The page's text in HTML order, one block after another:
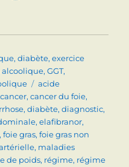
,diabète,exercice
alcoolique,GGT,
Étiquettes
acide
cancer,cancer du foie,
,diabète,diagnostic,
,elafibranor,
,foie gras,foie gras non
, maladies
de poids, régime, régime